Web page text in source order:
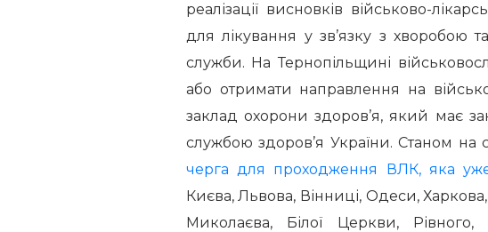
реалізації висновків військово-
для лікування у зв’язку з хворобою
служби. На Тернопільщині
або отримати направлення на
заклад охорони здоров’я, який має
службою здоров’я України. Станом на
черга для проходження ВЛК, яка
Києва, Львова, Вінниці, Одеси,
Миколаєва, Білої Церкви,